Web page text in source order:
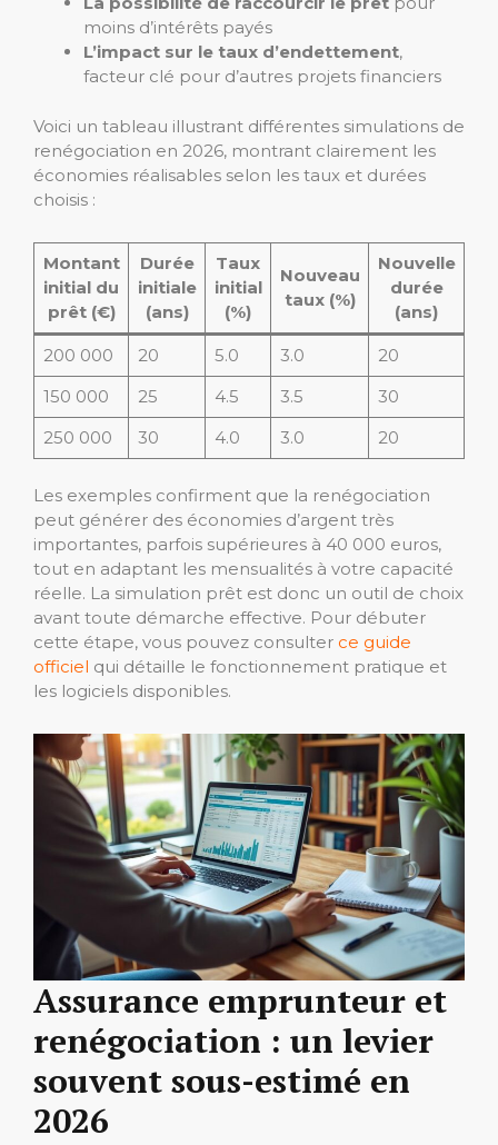
moins d’intérêts payés
L’impact sur le taux d’endettement,
facteur clé pour d’autres projets financiers
Voici un tableau illustrant différentes simulations de
renégociation en 2026, montrant clairement les
économies réalisables selon les taux et durées
choisis :
Montant
initial du
prêt (€)
Durée
initiale
(ans)
Taux
initial
(%)
Nouveau
taux (%)
Nouvelle
durée
(ans)
200 000 20 5.0 3.0 20
150 000
25 4.5 3.5 30
250 000
30 4.0 3.0 20
Les exemples confirment que la renégociation
peut générer des économies d’argent très
importantes, parfois supérieures à 40 000 euros,
tout en adaptant les mensualités à votre capacité
réelle. La simulation prêt est donc un outil de choix
avant toute démarche effective. Pour débuter
cette étape, vous pouvez consulter ce guide
officiel qui détaille le fonctionnement pratique et
les logiciels disponibles.
Assurance emprunteur et
renégociation : un levier
souvent sous-estimé en
2026